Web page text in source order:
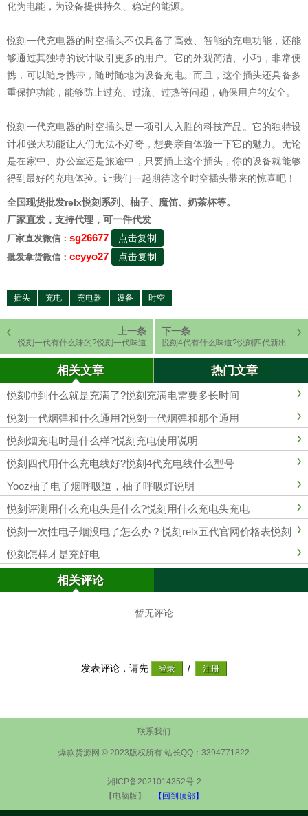
化为电能，为设备提供持久、稳定的能源。
悦刻一代充电器的时空插头不仅具备了高效、智能的充电功能，还能
够通过其独特的设计吸引更多的用户。它的外观简洁、小巧，非常便
携，可以随身携带，随时随地为设备充电。而且，这个插头还具备多
重保护功能，能够防止过充、过流、过热等问题，确保用户的安全。
悦刻一代充电器的时空插头是一项引人入胜的科技产品。它的独特设
计和强大功能让人们无法不好奇，想要亲自体验一下它的魅力。无论
是在家中、办公室还是旅途中，只要插上这个插头，你的设备就能够
得到最好的充电体验。让我们一起期待这个时空插头带来的惊喜吧！
全国现货批发relx悦刻系列、柚子、魔笛、奶茶杯等。
厂家直发，支持代理，可一件代发
厂家直发微信： sg26677 点击复制
批发拿货微信： ccyyo27 点击复制
插头 充电 充电器 设备 时空
上一条
悦刻一代有什么味的?悦刻一代味道
有哪些
下一条
悦刻4代有什么味道?悦刻四代新出
口味
相关文章 热门文章
悦刻冲到什么就是充满了?悦刻充满电需要多长时间
悦刻一代烟弹和什么通用?悦刻一代烟弹和那个通用
悦刻烟充电时是什么样?悦刻充电使用说明
悦刻四代用什么充电线好?悦刻4代充电线什么型号
Yooz柚子电子烟呼吸道，柚子呼吸灯说明
悦刻评测用什么充电头是什么?悦刻用什么充电头充电
悦刻一次性电子烟没电了怎么办？悦刻relx五代官网价格表悦刻
幻影颜色
悦刻怎样才是充好电
相关评论
暂无评论
发表评论，请先 /
联系我们
爆款货源网 © 2023版权所有 站长QQ：3394771822
湘ICP备2021014352号-2
【电脑版】
【回到顶部】